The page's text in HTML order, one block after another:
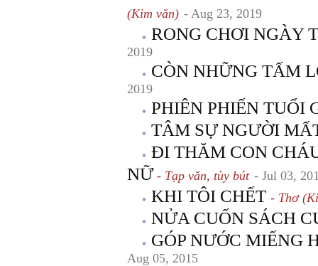
(Kim văn) - Aug 23, 2019
RONG CHƠI NGÀY
2019
CÒN NHỮNG TẤM
2019
PHIÊN PHIẾN TUỔI
TÂM SỰ NGƯỜI
ĐI THĂM CON
NỮ - Tạp văn, tùy bút - Jul 03,
KHI TÔI CHẾT - Thơ
NỬA CUỐN SÁCH
GÓP NƯỚC MIẾNG
Aug 05, 2015